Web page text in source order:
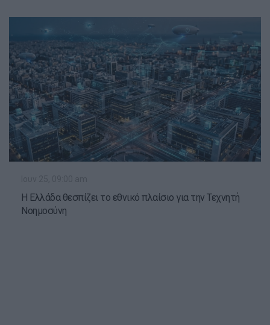
Η Ελλάδα θεσπίζει το εθνικό πλαίσιο για την Τεχνητή
Νοημοσύνη